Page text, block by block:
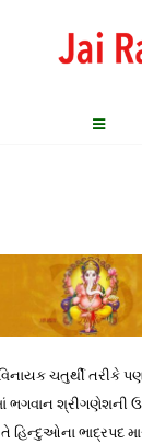
ચતુર્થી
ભગવાન શ્રીગણેશની
હિન્દુઓના ભાદ્રપદ